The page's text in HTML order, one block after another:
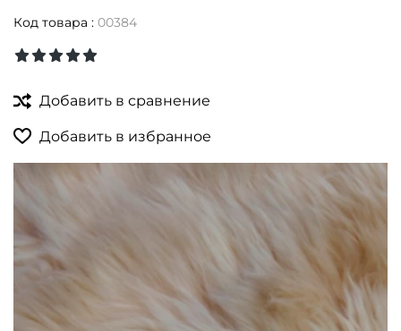
Код товара : 00384
Добавить в сравнение
Добавить в избранное